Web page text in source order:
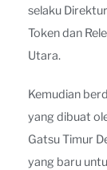
selaku
Token dan
Utara.
Kemudian
yang dibuat
Gatsu Timur
yang baru